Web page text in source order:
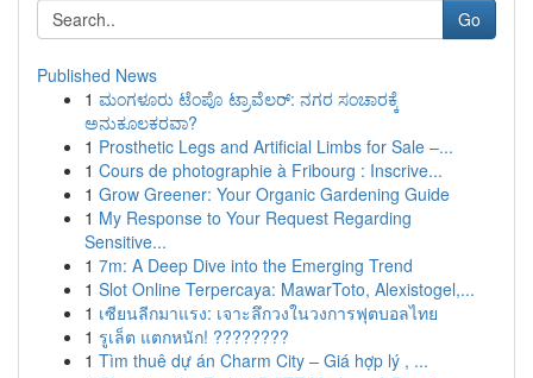
Go
Published News
1 ಮಂಗಳೂರು ಟೆಂಪೊ ಟ್ರಾವೆಲರ್: ನಗರ ಸಂಚಾರಕ್ಕೆ
ಅನುಕೂಲಕರವಾ?
1 Prosthetic Legs and Artificial Limbs for Sale –...
1 Cours de photographie à Fribourg : Inscrive...
1 Grow Greener: Your Organic Gardening Guide
1 My Response to Your Request Regarding
Sensitive...
1 7m: A Deep Dive into the Emerging Trend
1 Slot Online Terpercaya: MawarToto, Alexistogel,...
1 เซียนลีกมาแรง: เจาะลึกวงในวงการฟุตบอลไทย
1 รูเล็ต แตกหนัก! ????????
1 Tìm thuê dự án Charm City – Giá hợp lý , ...